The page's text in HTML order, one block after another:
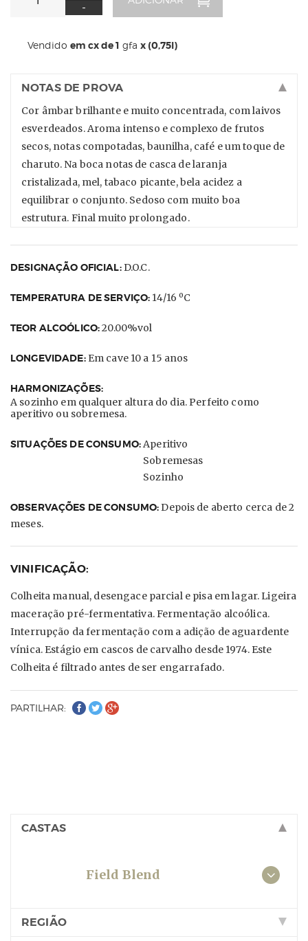
-
Vendido em cx de 1 gfa x (0,75l)
NOTAS DE PROVA
Cor âmbar brilhante e muito concentrada, com laivos
esverdeados. Aroma intenso e complexo de frutos
secos, notas compotadas, baunilha, café e um toque de
charuto. Na boca notas de casca de laranja
cristalizada, mel, tabaco picante, bela acidez a
equilibrar o conjunto. Sedoso com muito boa
estrutura. Final muito prolongado.
DESIGNAÇÃO OFICIAL:D.O.C.
TEMPERATURA DE SERVIÇO: 14/16 ºC
TEOR ALCOÓLICO:20.00%vol
LONGEVIDADE: Em cave 10 a 15 anos
HARMONIZAÇÕES:
A sozinho em qualquer altura do dia. Perfeito como
aperitivo ou sobremesa.
SITUAÇÕES DE CONSUMO:Aperitivo
Sobremesas
Sozinho
OBSERVAÇÕES DE CONSUMO:Depois de aberto cerca de 2
meses.
VINIFICAÇÃO:
Colheita manual, desengace parcial e pisa em lagar. Ligeira
maceração pré-fermentativa. Fermentação alcoólica.
Interrupção da fermentação com a adição de aguardente
vínica. Estágio em cascos de carvalho desde 1974. Este
Colheita é filtrado antes de ser engarrafado.
PARTILHAR:
CASTAS
Field Blend
REGIÃO